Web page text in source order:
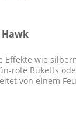
Hawk
Effekte wie
rote Buketts
von einem